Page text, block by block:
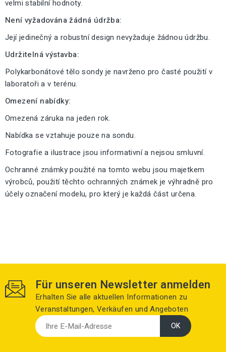
velmi stabilní hodnoty.
Není vyžadována žádná údržba:
Její jedinečný a robustní design nevyžaduje žádnou údržbu.
Udržitelná výstavba:
Polykarbonátové tělo sondy je navrženo pro časté použití v
laboratoři a v terénu.
Omezení nabídky:
Omezená záruka na jeden rok.
Nabídka se vztahuje pouze na sondu.
Fotografie a ilustrace jsou informativní a nejsou smluvní.
Ochranné známky použité na tomto webu jsou majetkem
výrobců, použití těchto ochranných známek je výhradně pro
účely označení modelu, pro který je každá část určena.
Für unseren Newsletter anmelden
Erhalten Sie alle aktuellen Informationen zu
Veranstaltungen, Verkäufen und Angeboten